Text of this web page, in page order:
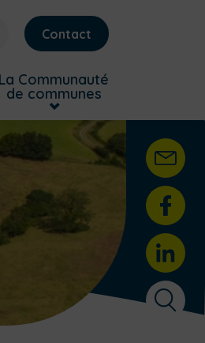
Contact
La Communauté
de communes